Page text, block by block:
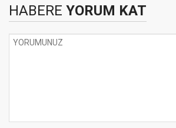
HABERE YORUM KAT